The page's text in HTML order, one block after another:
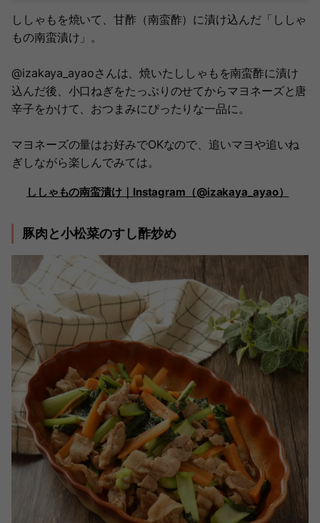
ししゃもを焼いて、甘酢（南蛮酢）に漬け込んだ「ししゃ
もの南蛮漬け」。
@izakaya_ayaoさんは、焼いたししゃもを南蛮酢に漬け
込んだ後、小口ねぎをたっぷりのせてからマヨネーズと唐
辛子をかけて、おつまみにぴったりな一品に。
マヨネーズの量はお好みでOKなので、追いマヨや追いね
ぎしながら楽しんでみては。
ししゃもの南蛮漬け｜Instagram（@izakaya_ayao）
豚肉と小松菜のすし酢炒め